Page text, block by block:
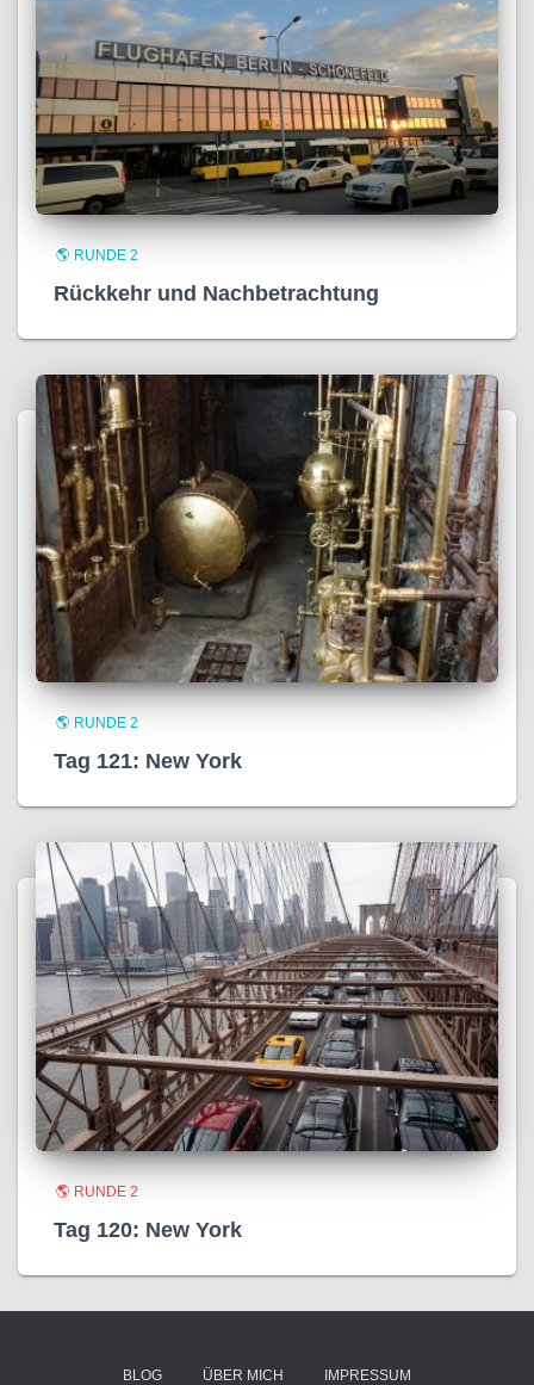
🌎 RUNDE 2
Rückkehr und Nachbetrachtung
🌎 RUNDE 2
Tag 121: New York
🌎 RUNDE 2
Tag 120: New York
BLOG ÜBER MICH IMPRESSUM